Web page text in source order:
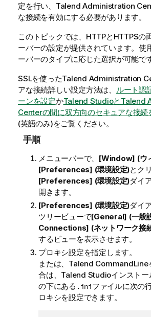
定を行い、 Talend Administration
な接続を有効にする必要があります。
このトピックでは、HTTPとHTTPSの
ーバーの設定が提供されています。使
ーバーのタイプに応じた選択が可能です
SSLを使ったTalend Administration
アな接続詳しい設定方法は、
ルート認
ーンを設定かTalend Studioと Talend
Centerの間に双方向のセキュアな接続
(英語のみ)をご覧ください。
手順
メニューバーで、 [Window] (ウ
[Preferences] (環境設定)とク
[Preferences] (環境設定)ダイ
開きます。
[Preferences] (環境設定)ダイ
ツリービューで[General] (一般
Connections] (ネットワーク接
するビューを表示させます。
プロキシ設定を指定します。
または、 Talend CommandLine
合は、 Talend Studioインスト
の下にある .iniファイルに次の
ロキシを設定できます。